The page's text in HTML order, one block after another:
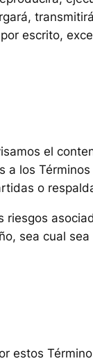
escrito,
el
los
o
sea cual
estos